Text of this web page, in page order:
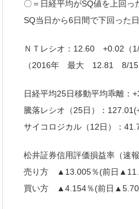
〇＝日経平均がSQ値を上回
SQ当日から6日間で下回った
ＮＴレシオ：12.60 +0.02（1/
（2016年 最大 12.81 8/
日経平均25日移動平均乖離：
騰落レシオ（25日）：
サイコロジカル（12日）：
松井証券信用評価損益率（速報
売り方 ▲13.005％(前日
買い方 ▲4.154％(前日